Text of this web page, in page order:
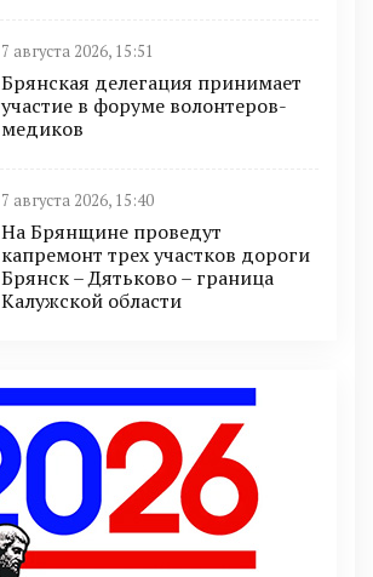
7 августа 2026, 15:51
Брянская делегация принимает
участие в форуме волонтеров-
медиков
7 августа 2026, 15:40
На Брянщине проведут
капремонт трех участков дороги
Брянск – Дятьково – граница
Калужской области